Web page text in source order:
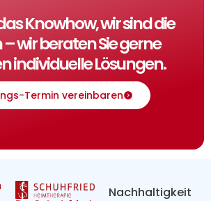
Knowhow, wir sind die
– wir beraten Sie gerne
individuelle Lösungen.
Termin vereinbaren
Nachhaltigkeit